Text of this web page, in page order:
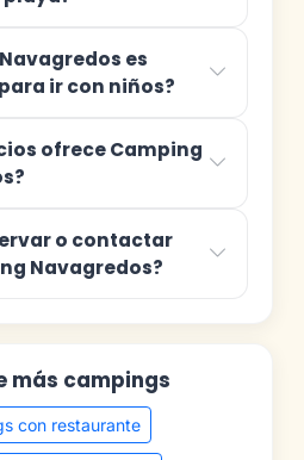
es
ir con niños?
ofrece Camping
o contactar
Navagredos?
más campings
con restaurante